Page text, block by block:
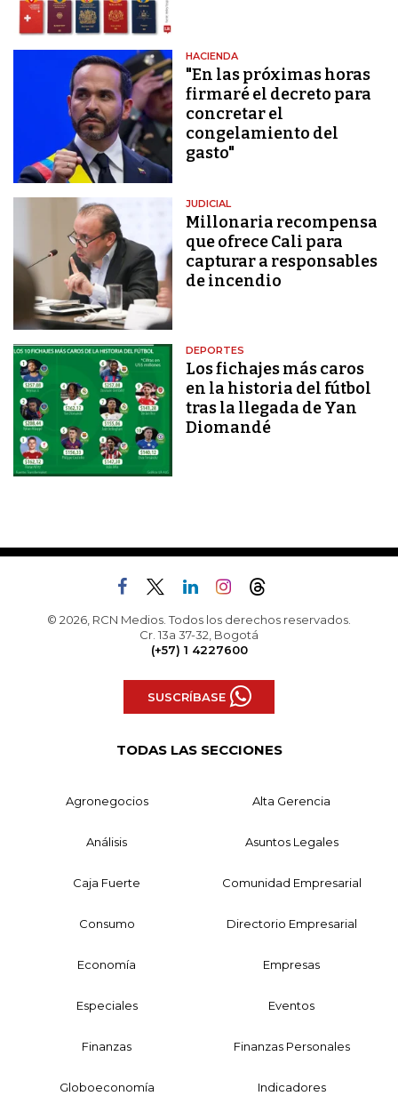
HACIENDA
"En las próximas horas
firmaré el decreto para
concretar el
congelamiento del
gasto"
JUDICIAL
Millonaria recompensa
que ofrece Cali para
capturar a responsables
de incendio
DEPORTES
Los fichajes más caros
en la historia del fútbol
tras la llegada de Yan
Diomandé
© 2026, RCN Medios. Todos los derechos reservados.
Cr. 13a 37-32, Bogotá
(+57) 1 4227600
SUSCRÍBASE
TODAS LAS SECCIONES
Agronegocios Alta Gerencia
Análisis Asuntos Legales
Caja Fuerte Comunidad Empresarial
Consumo Directorio Empresarial
Economía Empresas
Especiales Eventos
Finanzas Finanzas Personales
Globoeconomía Indicadores